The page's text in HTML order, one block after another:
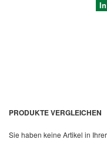
PRODUKTE VERGLEICHEN
Sie haben keine Artikel in